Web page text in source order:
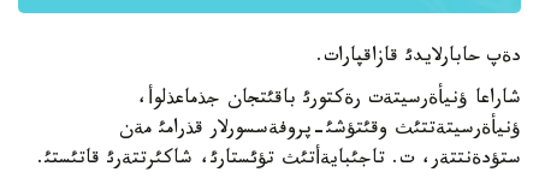
دةپ حابارلايدئ قازاقپارات.
شاراعا ؤنيأةرسيتةت رةكتورئ باقئتجان جذماعذلوأ،
ؤنيأةرسيتةتتئث وقئتؤشئ-پروفةسسورلار قذرامئ مةن
ستؤدةنتتةر، ت. تاجئبايةأتئث تؤئستارئ، شاكئرتتةرئ قاتئستئ.